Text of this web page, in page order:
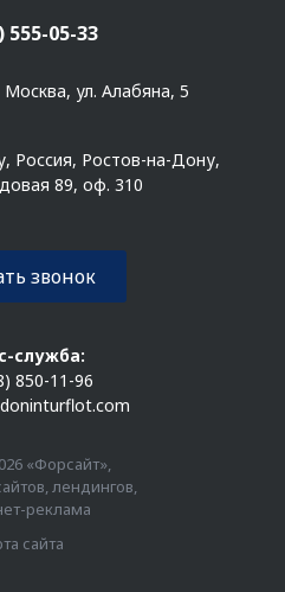
555-05-33
ул. Алабяна, 5
Россия, Ростов-на-Дону,
89, оф. 310
звонок
служба:
850-11-96
«Форсайт»,
лендингов,
реклама
сайта